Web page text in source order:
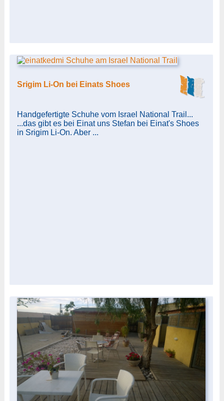
Srigim Li-On bei Einats Shoes
Handgefertigte Schuhe vom Israel National Trail...
...das gibt es bei Einat uns Stefan bei Einat's Shoes
in Srigim Li-On. Aber ...